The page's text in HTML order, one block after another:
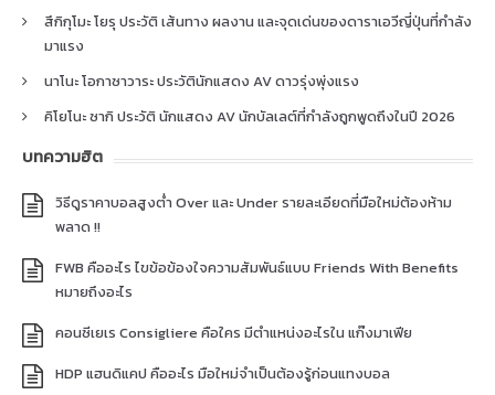
สึกิกุโมะ โยรุ ประวัติ เส้นทาง ผลงาน และจุดเด่นของดาราเอวีญี่ปุ่นที่กำลัง
มาแรง
นาโนะ โอกาซาวาระ ประวัตินักแสดง AV ดาวรุ่งพุ่งแรง
คิโยโนะ ซากิ ประวัติ นักแสดง AV นักบัลเลต์ที่กำลังถูกพูดถึงในปี 2026
บทความฮิต
วิธีดูราคาบอลสูงต่ำ Over และ Under รายละเอียดที่มือใหม่ต้องห้าม
พลาด !!
FWB คืออะไร ไขข้อข้องใจความสัมพันธ์แบบ Friends With Benefits
หมายถึงอะไร
คอนซีเยเร Consigliere คือใคร มีตำแหน่งอะไรใน แก๊งมาเฟีย
HDP แฮนดิแคป คืออะไร มือใหม่จำเป็นต้องรู้ก่อนแทงบอล